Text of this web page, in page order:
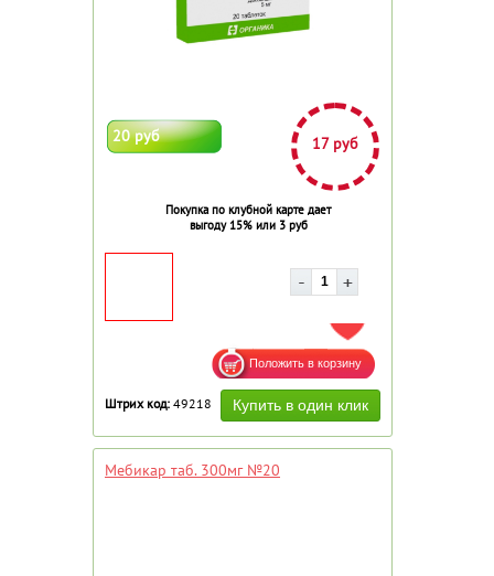
20 руб 17 руб
Покупка по клубной карте дает
выгоду 15% или 3 руб
ДОБАВИТЬ В ИЗБРАННОЕ
Штрих код: 49218
Мебикар таб. 300мг №20